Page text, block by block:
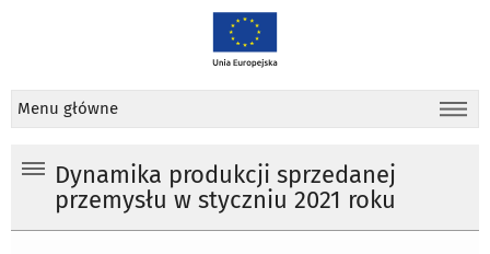
Menu główne
Dynamika produkcji sprzedanej
przemysłu w styczniu 2021 roku